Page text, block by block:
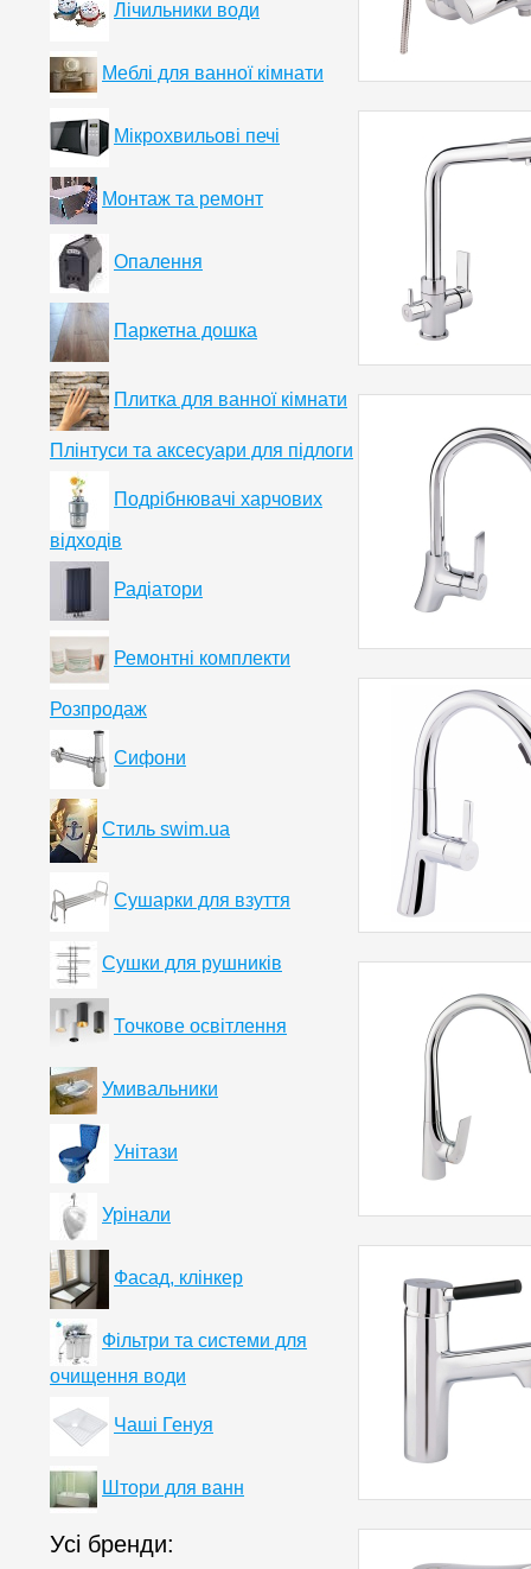
Лічильники води
Меблі для ванної кімнати
Мікрохвильові печі
Монтаж та ремонт
Опалення
Паркетна дошка
Плитка для ванної кімнати
Плінтуси та аксесуари для підлоги
Подрібнювачі харчових
відходів
Радіатори
Ремонтні комплекти
Розпродаж
Сифони
Стиль swim.ua
Сушарки для взуття
Сушки для рушників
Точкове освітлення
Умивальники
Унітази
Урінали
Фасад, клінкер
Фільтри та системи для
очищення води
Чаші Генуя
Штори для ванн
Усі бренди: